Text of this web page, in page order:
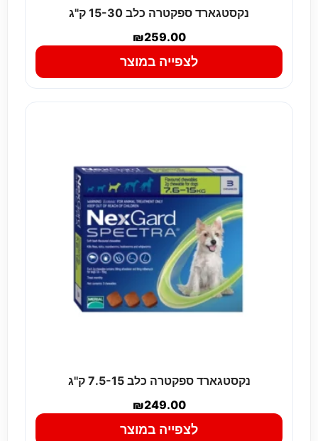
נקסטגארד ספקטרה כלב 15-30 ק"ג
₪259.00
לצפייה במוצר
נקסטגארד ספקטרה כלב 7.5-15 ק''ג
₪249.00
לצפייה במוצר